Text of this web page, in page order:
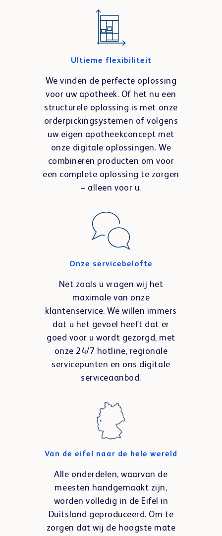
Ultieme flexibiliteit
We vinden de perfecte oplossing
voor uw apotheek. Of het nu een
structurele oplossing is met onze
orderpickingsystemen of volgens
uw eigen apotheekconcept met
onze digitale oplossingen. We
combineren producten om voor
een complete oplossing te zorgen
– alleen voor u.
Onze servicebelofte
Net zoals u vragen wij het
maximale van onze
klantenservice. We willen immers
dat u het gevoel heeft dat er
goed voor u wordt gezorgd, met
onze 24/7 hotline, regionale
servicepunten en ons digitale
serviceaanbod.
Van de eifel naar de hele wereld
Alle onderdelen, waarvan de
meesten handgemaakt zijn,
worden volledig in de Eifel in
Duitsland geproduceerd. Om te
zorgen dat wij de hoogste mate